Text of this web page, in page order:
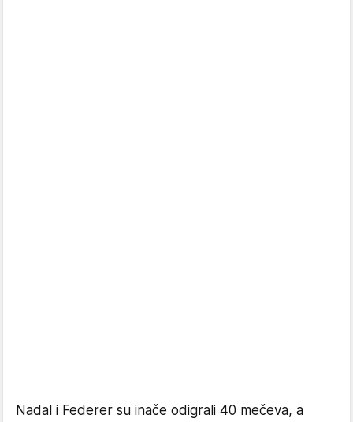
Nadal i Federer su inače odigrali 40 mečeva, a